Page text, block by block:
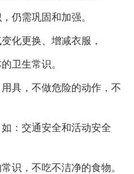
仍需巩固和加强。
化更换、增减衣服，
卫生常识。
具，不做危险的动作，不
：交通安全和活动安全
识，不吃不洁净的食物。